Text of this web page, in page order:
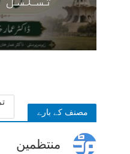
مصنف کے بارے
منتظمین